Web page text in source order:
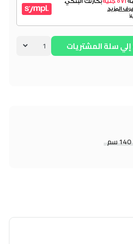
سلة المشتريات
140 سم